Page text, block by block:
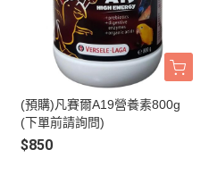
(預購)凡賽爾A19營養素800g
(下單前請詢問)
$850